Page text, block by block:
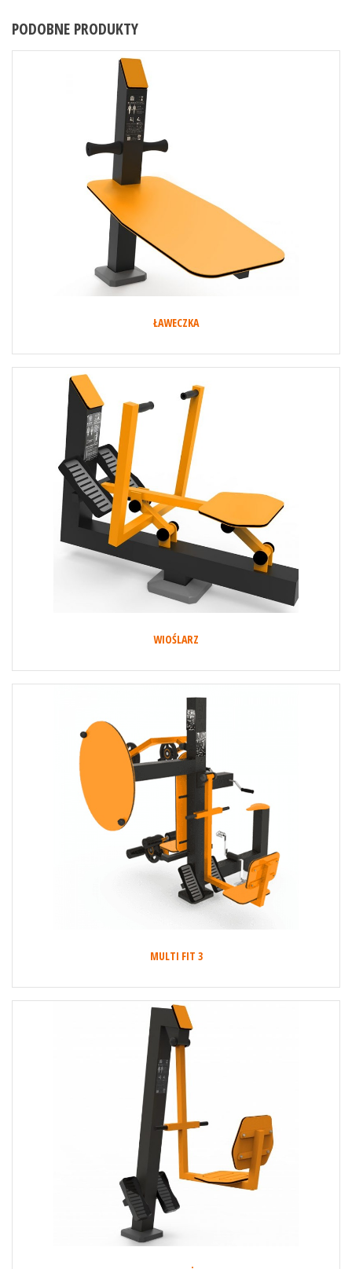
PODOBNE PRODUKTY
ŁAWECZKA
WIOŚLARZ
MULTI FIT 3